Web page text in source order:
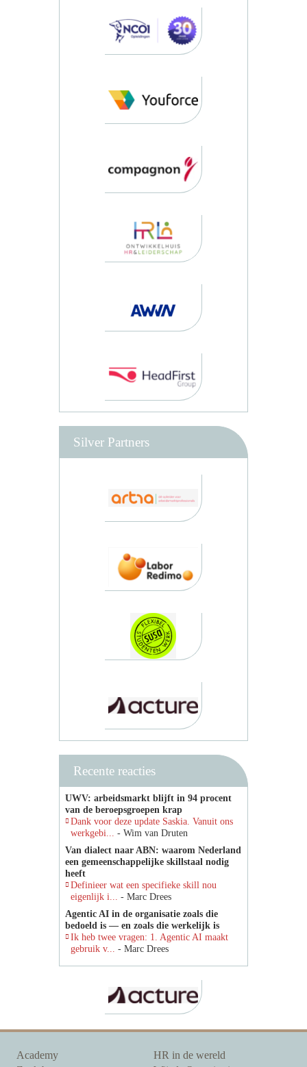
Silver Partners
Recente reacties
UWV: arbeidsmarkt blijft in 94 procent
van de beroepsgroepen krap
Dank voor deze update Saskia. Vanuit ons
werkgebi... - Wim van Druten
Van dialect naar ABN: waarom Nederland
een gemeenschappelijke skillstaal nodig
heeft
Definieer wat een specifieke skill nou
eigenlijk i... - Marc Drees
Agentic AI in de organisatie zoals die
bedoeld is — en zoals die werkelijk is
Ik heb twee vragen: 1. Agentic AI maakt
gebruik v... - Marc Drees
Academy
HR in de wereld